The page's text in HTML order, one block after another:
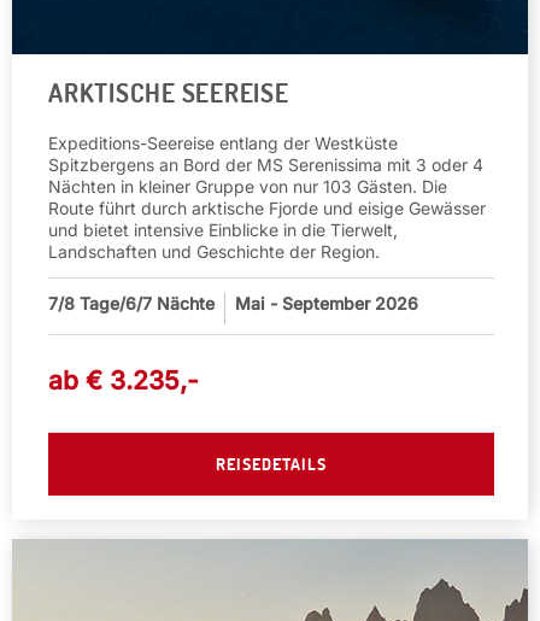
ARKTISCHE SEEREISE
Expeditions-Seereise entlang der Westküste
Spitzbergens an Bord der MS Serenissima mit 3 oder 4
Nächten in kleiner Gruppe von nur 103 Gästen. Die
Route führt durch arktische Fjorde und eisige Gewässer
und bietet intensive Einblicke in die Tierwelt,
Landschaften und Geschichte der Region.
7/8 Tage/6/7 Nächte Mai - September 2026
ab € 3.235,-
REISEDETAILS